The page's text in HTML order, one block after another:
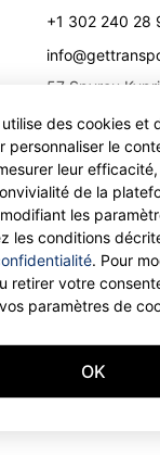
+1 302 240 28
57 Spyrou
Limited.
International
des cookies et
personnaliser le
leur
de la
les
les conditions
. Pour
retirer votre
paramètres de
OK